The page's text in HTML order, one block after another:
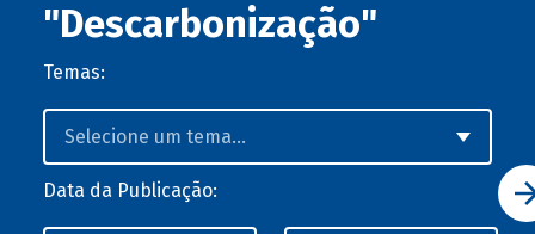
"Descarbonização"
Temas:
Data da Publicação: